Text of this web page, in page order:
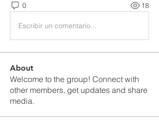
0 18
Escribir un comentario...
About
Welcome to the group! Connect with
other members, get updates and share
media.